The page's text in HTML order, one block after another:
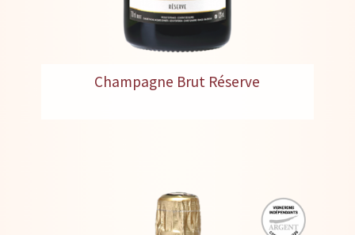
Champagne Brut Réserve